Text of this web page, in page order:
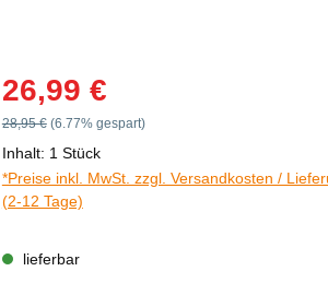
Verkaufspreis:
26,99 €
Regulärer Preis:
28,95 € (6.77% gespart)
Inhalt: 1 Stück
*Preise inkl. MwSt. zzgl. Versandkosten /
(2-12 Tage)
lieferbar